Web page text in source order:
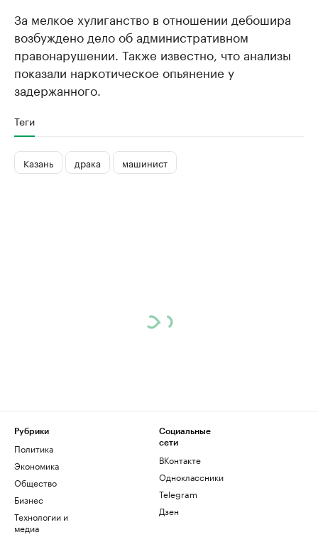
За мелкое хулиганство в отношении дебошира
возбуждено дело об административном
правонарушении. Также известно, что анализы
показали наркотическое опьянение у
задержанного.
Теги
Казань драка машинист
Рубрики
Политика
Экономика
Общество
Бизнес
Технологии и
медиа
Социальные
сети
ВКонтакте
Одноклассники
Telegram
Дзен